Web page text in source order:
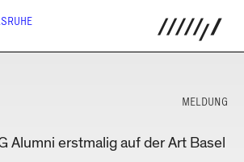
MELDUNG
Alumni erstmalig auf der Art Basel